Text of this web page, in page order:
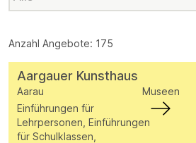
Anzahl Angebote: 175
Aargauer Kunsthaus
Aarau
Museen
Einführungen für
Lehrpersonen, Einführungen
für Schulklassen,